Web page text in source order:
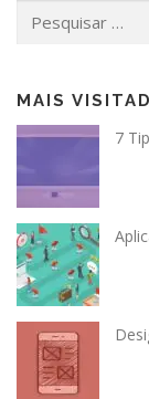
por:
MAIS
7